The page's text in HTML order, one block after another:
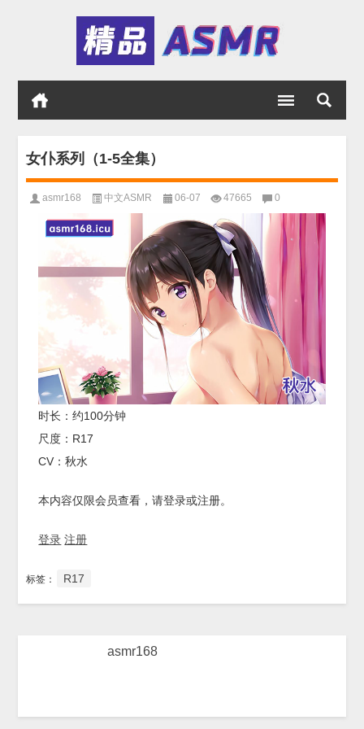
女仆系列（1-5全集）
asmr168 中文ASMR 06-07 47665 0
时长：约100分钟
尺度：R17
CV：秋水
本内容仅限会员查看，请登录或注册。
登录 注册
标签： R17
asmr168